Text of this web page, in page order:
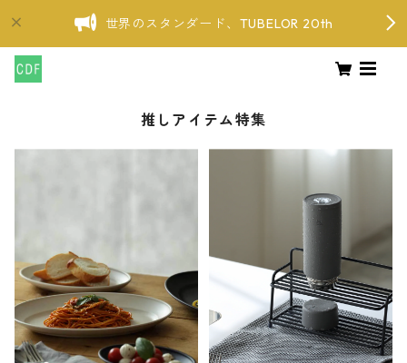
世界のスタンダード、TUBELOR 20th
推しアイテム特集